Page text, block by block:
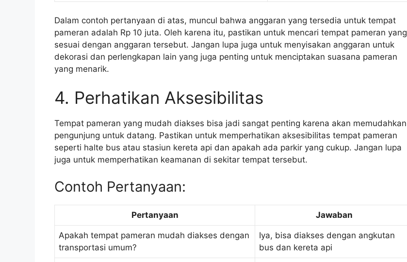
Dalam contoh pertanyaan di atas, muncul bahwa anggaran yang tersedia untuk tempat
pameran adalah Rp 10 juta. Oleh karena itu, pastikan untuk mencari tempat pameran yang
sesuai dengan anggaran tersebut. Jangan lupa juga untuk menyisakan anggaran untuk
dekorasi dan perlengkapan lain yang juga penting untuk menciptakan suasana pameran
yang menarik.
4. Perhatikan Aksesibilitas
Tempat pameran yang mudah diakses bisa jadi sangat penting karena akan memudahkan
pengunjung untuk datang. Pastikan untuk memperhatikan aksesibilitas tempat pameran
seperti halte bus atau stasiun kereta api dan apakah ada parkir yang cukup. Jangan lupa
juga untuk memperhatikan keamanan di sekitar tempat tersebut.
Contoh Pertanyaan:
Pertanyaan Jawaban
Apakah tempat pameran mudah diakses dengan
transportasi umum?
Iya, bisa diakses dengan angkutan
bus dan kereta api